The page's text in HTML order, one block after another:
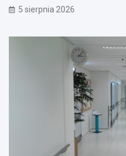
5 sierpnia 2026